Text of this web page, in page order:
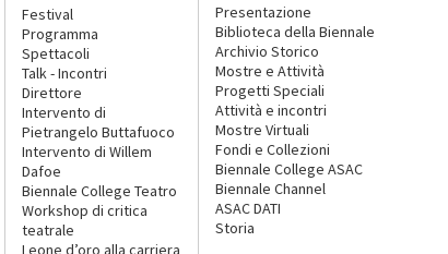
Festival
Programma
Spettacoli
Talk - Incontri
Direttore
Intervento di
Pietrangelo Buttafuoco
Intervento di Willem
Dafoe
Biennale College Teatro
Workshop di critica
teatrale
Leone d’oro alla carriera
Presentazione
Biblioteca della Biennale
Archivio Storico
Mostre e Attività
Progetti Speciali
Attività e incontri
Mostre Virtuali
Fondi e Collezioni
Biennale College ASAC
Biennale Channel
ASAC DATI
Storia